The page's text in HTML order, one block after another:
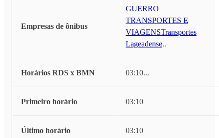
Empresas de ônibus
GUERRO
TRANSPORTES E
VIAGENS,Transportes
Lageadense...
Horários RDS x BMN 03:10...
Primeiro horário 03:10
Último horário 03:10